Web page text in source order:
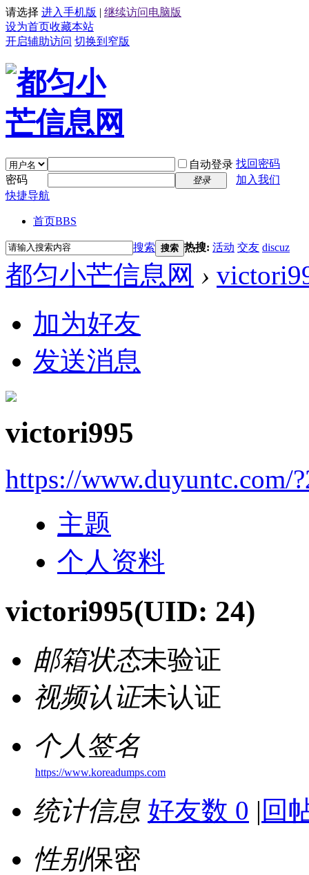
请选择 进入手机版 | 继续访问电脑版
设为首页收藏本站
开启辅助访问 切换到窄版
自动登录 找回密码
密码
登录
加入我们
快捷导航
首页BBS
搜索 搜索 热搜: 活动 交友 discuz
都匀小芒信息网 ›
加为好友
发送消息
victori995
https://www.duyuntc.com/
主题
个人资料
victori995(UID: 24)
邮箱状态未验证
视频认证未认证
个人签名
https://www.koreadumps.com
统计信息 好友数 0 | 回
性别保密